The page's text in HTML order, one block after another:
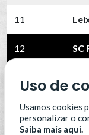
11
12 SC
14
Uso de
Usamos cookies
personalizar o
Saiba mais aqui.